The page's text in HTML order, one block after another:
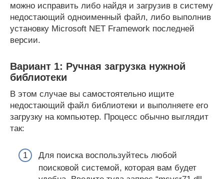
можно исправить либо найдя и загрузив в систему
недостающий одноименный файл, либо выполнив
установку Microsoft NET Framework последней
версии.
Вариант 1: Ручная загрузка нужной
библиотеки
В этом случае вы самостоятельно ищите
недостающий файл библиотеки и выполняете его
загрузку на компьютер. Процесс обычно выглядит
так:
Для поиска воспользуйтесь любой
поисковой системой, которая вам будет